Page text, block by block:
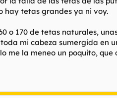
hay tetas grandes ya ni voy.
o 170 de tetas naturales,
mi cabeza sumergida en
la meneo un poquito,